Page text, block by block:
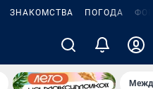
ЗНАКОМСТВА ПОГОДА